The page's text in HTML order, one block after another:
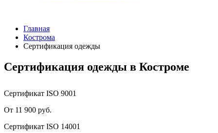
Главная
Кострома
Сертификация одежды
Сертификация одежды в Костроме
Сертификат ISO 9001
От 11 900 руб.
Сертификат ISO 14001